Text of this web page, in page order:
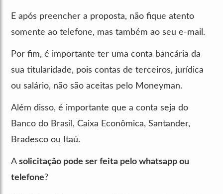
E após preencher a proposta, não fique atento
somente ao telefone, mas também ao seu e-mail.
Por fim, é importante ter uma conta bancária da
sua titularidade, pois contas de terceiros, jurídica
ou salário, não são aceitas pelo Moneyman.
Além disso, é importante que a conta seja do
Banco do Brasil, Caixa Econômica, Santander,
Bradesco ou Itaú.
A solicitação pode ser feita pelo whatsapp ou
telefone?